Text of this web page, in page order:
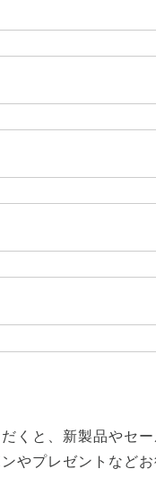
くと、新製品やセ
やプレゼントなど